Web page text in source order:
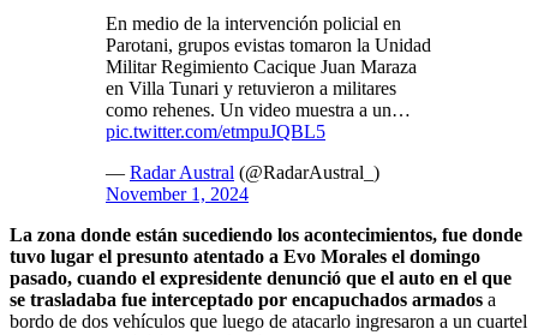
En medio de la intervención policial en
Parotani, grupos evistas tomaron la Unidad
Militar Regimiento Cacique Juan Maraza
en Villa Tunari y retuvieron a militares
como rehenes. Un video muestra a un…
pic.twitter.com/etmpuJQBL5
— Radar Austral (@RadarAustral_)
November 1, 2024
La zona donde están sucediendo los acontecimientos, fue donde
tuvo lugar el presunto atentado a Evo Morales el domingo
pasado, cuando el expresidente denunció que el auto en el que
se trasladaba fue interceptado por encapuchados armados a
bordo de dos vehículos que luego de atacarlo ingresaron a un cuartel